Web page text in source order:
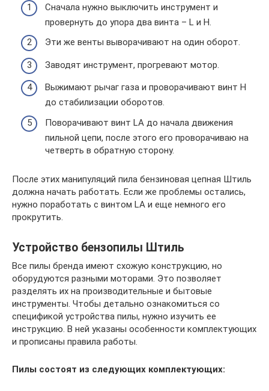
Сначала нужно выключить инструмент и
провернуть до упора два винта – L и H.
Эти же венты выворачивают на один оборот.
Заводят инструмент, прогревают мотор.
Выжимают рычаг газа и проворачивают винт H
до стабилизации оборотов.
Поворачивают винт LA до начала движения
пильной цепи, после этого его проворачиваю на
четверть в обратную сторону.
После этих манипуляций пила бензиновая цепная Штиль
должна начать работать. Если же проблемы остались,
нужно поработать с винтом LA и еще немного его
прокрутить.
Устройство бензопилы Штиль
Все пилы бренда имеют схожую конструкцию, но
оборудуются разными моторами. Это позволяет
разделять их на производительные и бытовые
инструменты. Чтобы детально ознакомиться со
спецификой устройства пилы, нужно изучить ее
инструкцию. В ней указаны особенности комплектующих
и прописаны правила работы.
Пилы состоят из следующих комплектующих: